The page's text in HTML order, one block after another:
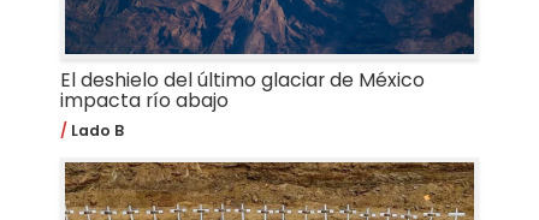
El deshielo del último glaciar de México
impacta río abajo
Lado B